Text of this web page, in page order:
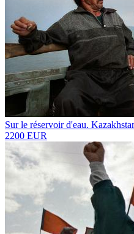
Sur le réservoir d'eau.
2200 EUR